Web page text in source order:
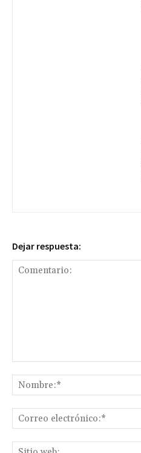
Dejar respuesta: